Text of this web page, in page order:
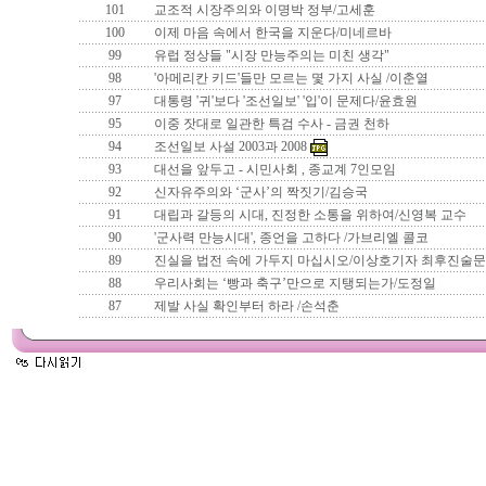
101
교조적 시장주의와 이명박 정부/고세훈
100
이제 마음 속에서 한국을 지운다/미네르바
99
유럽 정상들 "시장 만능주의는 미친 생각"
98
'아메리칸 키드'들만 모르는 몇 가지 사실 /이춘열
97
대통령 '귀'보다 '조선일보' '입'이 문제다/윤효원
95
이중 잣대로 일관한 특검 수사 - 금권 천하
94
조선일보 사설 2003과 2008
93
대선을 앞두고 - 시민사회 , 종교계 7인모임
92
신자유주의와 ‘군사’의 짝짓기/김승국
91
대립과 갈등의 시대, 진정한 소통을 위하여/신영복 교수
90
'군사력 만능시대', 종언을 고하다 /가브리엘 콜코
89
진실을 법전 속에 가두지 마십시오/이상호기자 최후진술문
88
우리사회는 ‘빵과 축구’만으로 지탱되는가/도정일
87
제발 사실 확인부터 하라 /손석춘